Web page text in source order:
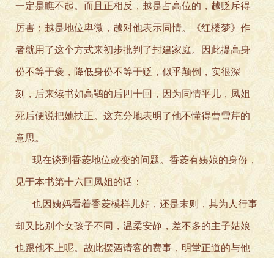
一定是瞧不起。而且正相反，越是占高位的，越贬斥得
厉害；越是地位卑微，越对他表示同情。《红楼梦》作
者就用了这个方式来初步批判了封建家庭。因此提高身
份不等于褒，降低身份不等于贬，似乎颠倒，实很深
刻，后来续书如高鹗的后四十回，因为同情平儿，凤姐
死后便说把她扶正。这充分地表明了他不懂得曹雪芹的
意思。
现在谈到香菱地位改变的问题。香菱有姨娘的身份，
见于本书第十六回凤姐的话：
也因姨妈看着香菱模样儿好，还是末则，其为人行事
却又比别个女孩子不同，温柔安静，差不多的主子姑娘
也跟他不上呢。故此摆酒请客的费事，明堂正道的与他